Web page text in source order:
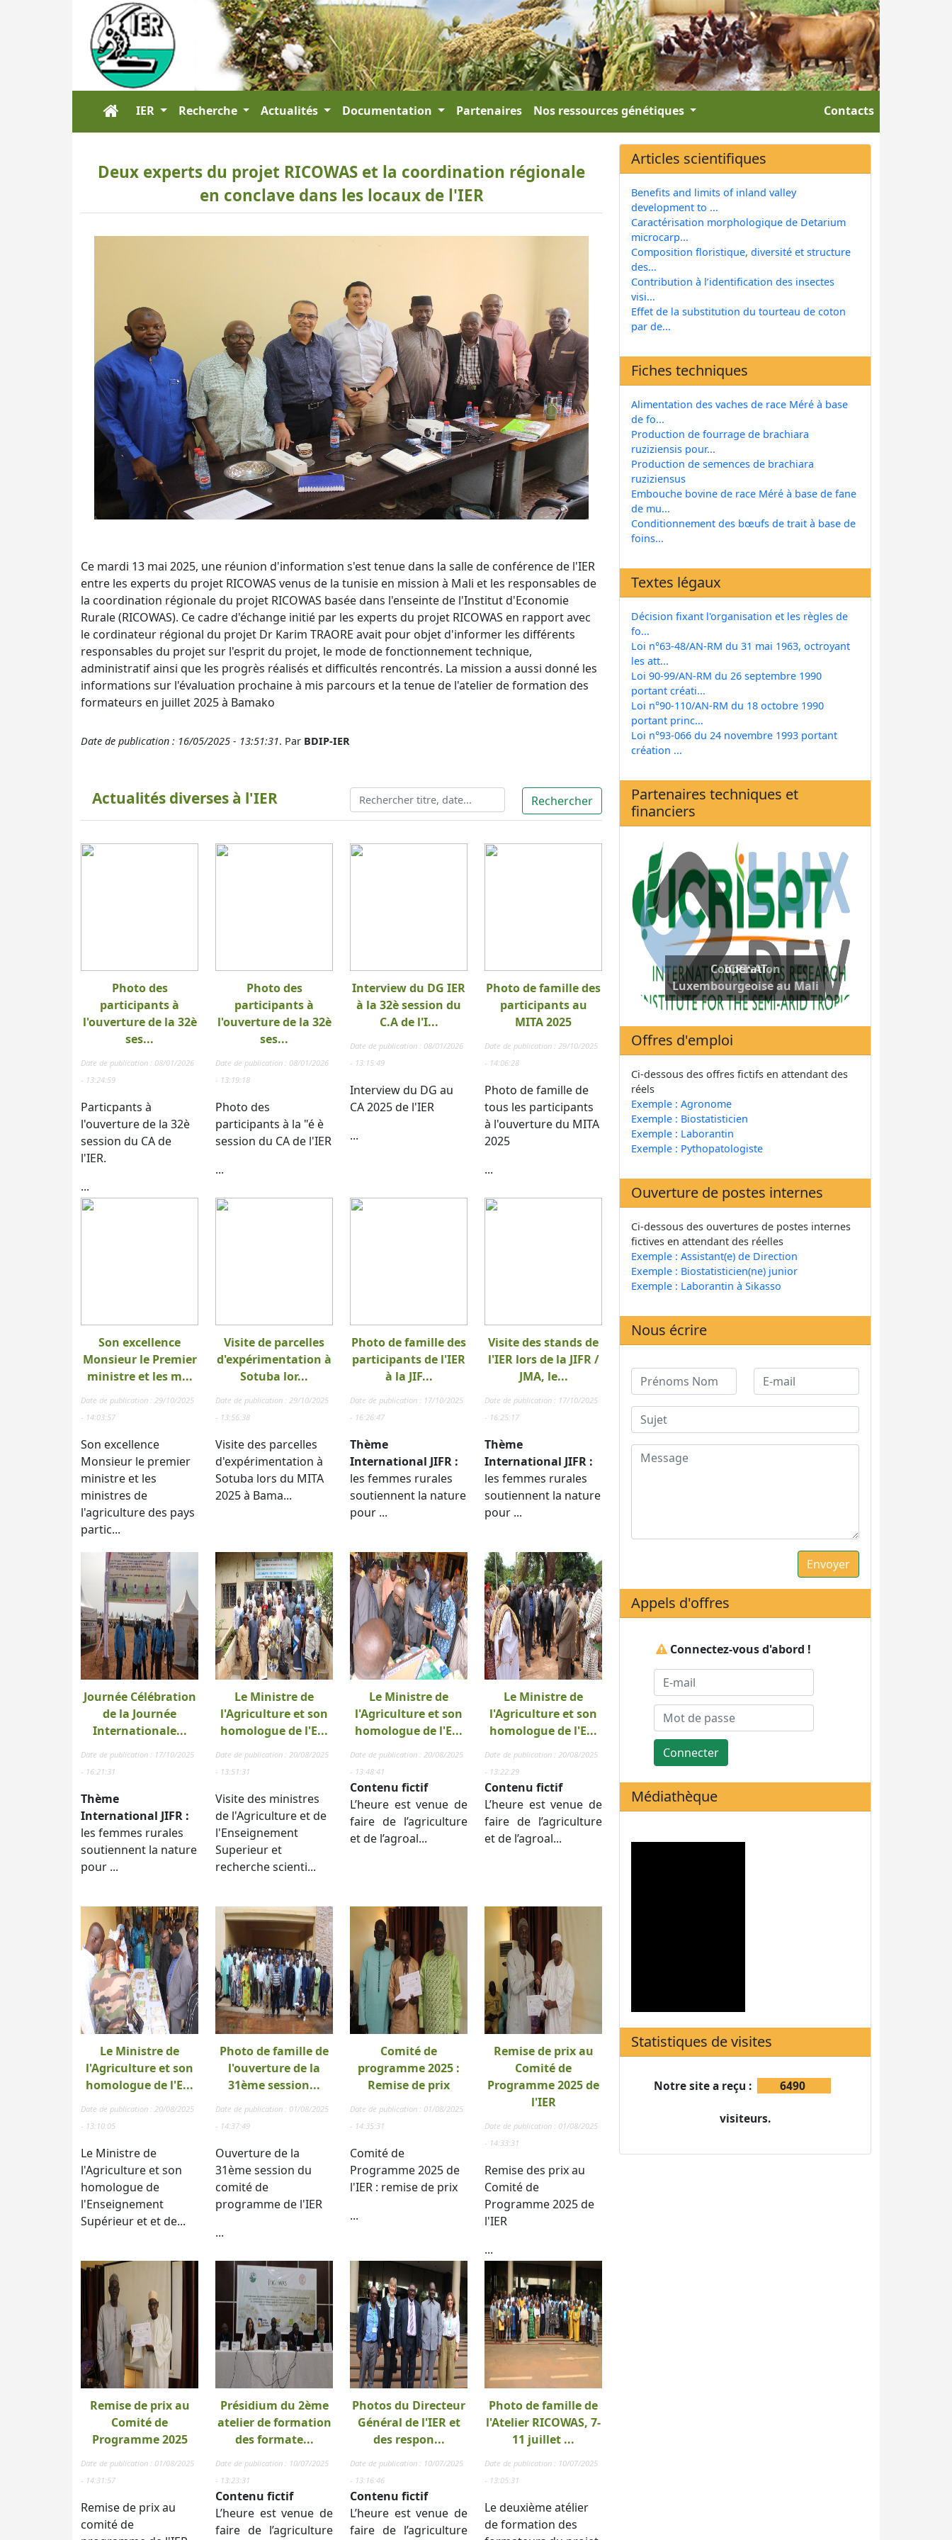
IER Recherche Actualités Documentation Partenaires Nos ressources génétiques Contacts
Deux experts du projet RICOWAS et la coordination régionale
en conclave dans les locaux de l'IER
Ce mardi 13 mai 2025, une réunion d'information s'est tenue dans la salle de conférence de l'IER
entre les experts du projet RICOWAS venus de la tunisie en mission à Mali et les responsables de
la coordination régionale du projet RICOWAS basée dans l'enseinte de l'Institut d'Economie
Rurale (RICOWAS). Ce cadre d'échange initié par les experts du projet RICOWAS en rapport avec
le cordinateur régional du projet Dr Karim TRAORE avait pour objet d'informer les différents
responsables du projet sur l'esprit du projet, le mode de fonctionnement technique,
administratif ainsi que les progrès réalisés et difficultés rencontrés. La mission a aussi donné les
informations sur l'évaluation prochaine à mis parcours et la tenue de l'atelier de formation des
formateurs en juillet 2025 à Bamako
Date de publication : 16/05/2025 - 13:51:31. Par BDIP-IER
Actualités diverses à l'IER
Photo des
participants à
l'ouverture de la 32è
ses...
Date de publication : 08/01/2026
- 13:24:59
Particpants à
l'ouverture de la 32è
session du CA de
l'IER.
...
Photo des
participants à
l'ouverture de la 32è
ses...
Date de publication : 08/01/2026
- 13:19:18
Photo des
participants à la "é è
session du CA de l'IER
...
Interview du DG IER
à la 32è session du
C.A de l'I...
Date de publication : 08/01/2026
- 13:15:49
Interview du DG au
CA 2025 de l'IER
...
Photo de famille des
participants au
MITA 2025
Date de publication : 29/10/2025
- 14:06:28
Photo de famille de
tous les participants
à l'ouverture du MITA
2025
...
Son excellence
Monsieur le Premier
ministre et les m...
Date de publication : 29/10/2025
- 14:03:57
Son excellence
Monsieur le premier
ministre et les
ministres de
l'agriculture des pays
partic...
Visite de parcelles
d'expérimentation à
Sotuba lor...
Date de publication : 29/10/2025
- 13:56:38
Visite des parcelles
d'expérimentation à
Sotuba lors du MITA
2025 à Bama...
Photo de famille des
participants de l'IER
à la JIF...
Date de publication : 17/10/2025
- 16:26:47
Thème
International JIFR :
les femmes rurales
soutiennent la nature
pour ...
Visite des stands de
l'IER lors de la JIFR /
JMA, le...
Date de publication : 17/10/2025
- 16:25:17
Thème
International JIFR :
les femmes rurales
soutiennent la nature
pour ...
Journée Célébration
de la Journée
Internationale...
Date de publication : 17/10/2025
- 16:21:31
Thème
International JIFR :
les femmes rurales
soutiennent la nature
pour ...
Le Ministre de
l'Agriculture et son
homologue de l'E...
Date de publication : 20/08/2025
- 13:51:31
Visite des ministres
de l'Agriculture et de
l'Enseignement
Superieur et
recherche scienti...
Le Ministre de
l'Agriculture et son
homologue de l'E...
Date de publication : 20/08/2025
- 13:48:41
Contenu fictif
L’heure est venue de
faire de l’agriculture
et de l’agroal...
Le Ministre de
l'Agriculture et son
homologue de l'E...
Date de publication : 20/08/2025
- 13:22:29
Contenu fictif
L’heure est venue de
faire de l’agriculture
et de l’agroal...
Le Ministre de
l'Agriculture et son
homologue de l'E...
Date de publication : 20/08/2025
- 13:10:05
Le Ministre de
l'Agriculture et son
homologue de
l'Enseignement
Supérieur et et de...
Photo de famille de
l'ouverture de la
31ème session...
Date de publication : 01/08/2025
- 14:37:49
Ouverture de la
31ème session du
comité de
programme de l'IER
...
Comité de
programme 2025 :
Remise de prix
Date de publication : 01/08/2025
- 14:35:31
Comité de
Programme 2025 de
l'IER : remise de prix
...
Remise de prix au
Comité de
Programme 2025 de
l'IER
Date de publication : 01/08/2025
- 14:33:31
Remise des prix au
Comité de
Programme 2025 de
l'IER
...
Remise de prix au
Comité de
Programme 2025
Date de publication : 01/08/2025
- 14:31:57
Remise de prix au
comité de
Présidium du 2ème
atelier de formation
des formate...
Date de publication : 10/07/2025
- 13:23:31
Contenu fictif
L’heure est venue de
faire de l’agriculture
Photos du Directeur
Général de l'IER et
des respon...
Date de publication : 10/07/2025
- 13:16:46
Contenu fictif
L’heure est venue de
faire de l’agriculture
Photo de famille de
l'Atelier RICOWAS, 7-
11 juillet ...
Date de publication : 10/07/2025
- 13:05:31
Le deuxième atélier
de formation des
Articles scientifiques
Benefits and limits of inland valley
development to ...
Caractérisation morphologique de Detarium
microcarp...
Composition floristique, diversité et structure
des...
Contribution à l’identification des insectes
visi...
Effet de la substitution du tourteau de coton
par de...
Fiches techniques
Alimentation des vaches de race Méré à base
de fo...
Production de fourrage de brachiara
ruziziensis pour...
Production de semences de brachiara
ruziziensus
Embouche bovine de race Méré à base de fane
de mu...
Conditionnement des bœufs de trait à base de
foins...
Textes légaux
Décision fixant l'organisation et les règles de
fo...
Loi n°63-48/AN-RM du 31 mai 1963, octroyant
les att...
Loi 90-99/AN-RM du 26 septembre 1990
portant créati...
Loi n°90-110/AN-RM du 18 octobre 1990
portant princ...
Loi n°93-066 du 24 novembre 1993 portant
création ...
Partenaires techniques et
financiers
Coopération
Luxembourgeoise au Mali
Offres d'emploi
Ci-dessous des offres fictifs en attendant des
réels
Exemple : Agronome
Exemple : Biostatisticien
Exemple : Laborantin
Exemple : Pythopatologiste
Ouverture de postes internes
Ci-dessous des ouvertures de postes internes
fictives en attendant des réelles
Exemple : Assistant(e) de Direction
Exemple : Biostatisticien(ne) junior
Exemple : Laborantin à Sikasso
Nous écrire
Appels d'offres
Connectez-vous d'abord !
Connecter
Médiathèque